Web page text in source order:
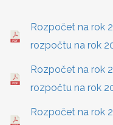
Rozpočet na rok
rozpočtu na rok
Rozpočet na rok
rozpočtu na rok
Rozpočet na rok